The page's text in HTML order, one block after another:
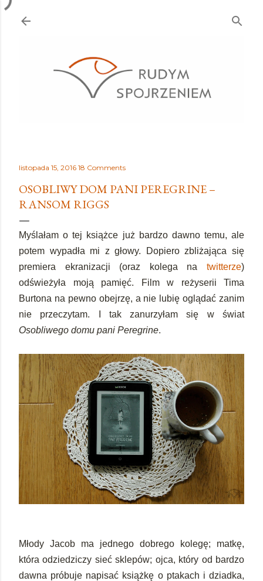
listopada 15, 2016 18 Comments
OSOBLIWY DOM PANI PEREGRINE –
RANSOM RIGGS
Myślałam o tej książce już bardzo dawno temu, ale
potem wypadła mi z głowy. Dopiero zbliżająca się
premiera ekranizacji (oraz kolega na twitterze)
odświeżyła moją pamięć. Film w reżyserii Tima
Burtona na pewno obejrzę, a nie lubię oglądać zanim
nie przeczytam. I tak zanurzyłam się w świat
Osobliwego domu pani Peregrine.
Młody Jacob ma jednego dobrego kolegę; matkę,
która odziedziczy sieć sklepów; ojca, który od bardzo
dawna próbuje napisać książkę o ptakach i dziadka,